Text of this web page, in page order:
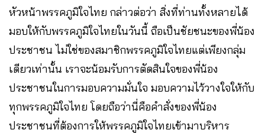
หัวหน้าพรรคภูมิใจไทย กล่าวต่อว่า สิ่งที่ท่านทั้งหลายได้
มอบให้กับพรรคภูมิใจไทยในวันนี้ ถือเป็นชัยชนะของพี่น้อง
ประชาชน ไม่ใช่ของสมาชิกพรรคภูมิใจไทยแต่เพียงกลุ่ม
เดียวเท่านั้น เราจะน้อมรับการตัดสินใจของพี่น้อง
ประชาชนในการมอบความมั่นใจ มอบความไว้วางใจให้กับ
ทุกพรรคภูมิใจไทย โดยถือว่านี่คือคําสั่งของพี่น้อง
ประชาชนที่ต้องการให้พรรคภูมิใจไทยเข้ามาบริหาร